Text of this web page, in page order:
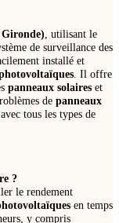
, utilisant le
de surveillance des
installé et
. Il offre
panneaux solaires et
de panneaux
tous les types de
?
le rendement
en temps
y compris